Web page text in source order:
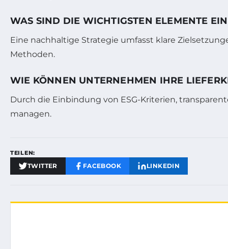
WAS SIND DIE WICHTIGSTEN ELEMENTE
Eine nachhaltige Strategie umfasst klare
Methoden.
WIE KÖNNEN UNTERNEHMEN IHRE
Durch die Einbindung von ESG-Kriterien,
managen.
TEILEN:
TWITTER FACEBOOK LINKEDIN